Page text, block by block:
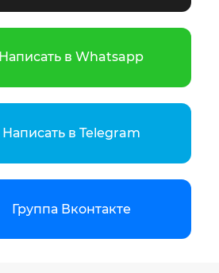
Написать в Whatsapp
Написать в Telegram
Группа Вконтакте